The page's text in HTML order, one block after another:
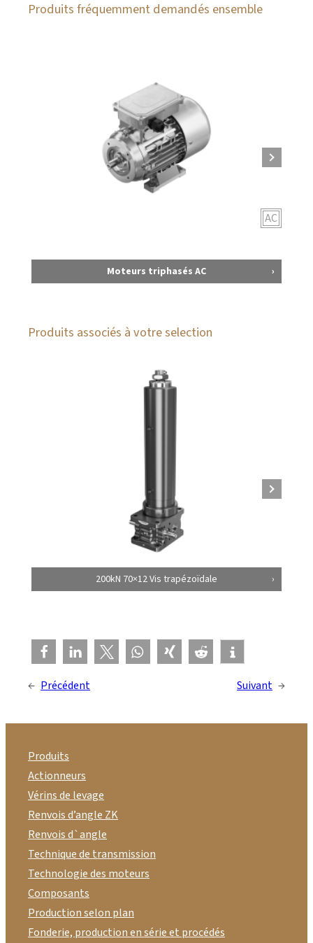
Produits fréquemment demandés ensemble
AC
Moteurs triphasés AC
Produits associés à votre selection
200kN 70×12 Vis trapézoïdale
← Précédent Suivant →
Produits
Actionneurs
Vérins de levage
Renvois d’angle ZK
Renvois d`angle
Technique de transmission
Technologie des moteurs
Composants
Production selon plan
Fonderie, production en série et procédés